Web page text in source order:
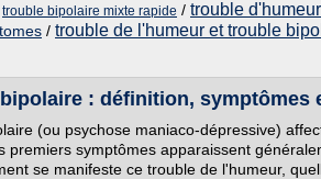
trouble bipolaire mixte rapide / trouble
/ trouble de l'humeur et trouble
: définition, symptômes
(ou psychose maniaco-dépressive)
premiers symptômes apparaissent
se manifeste ce trouble de l'humeur,